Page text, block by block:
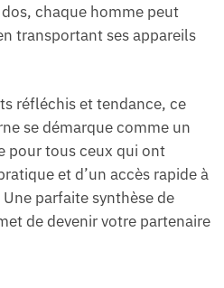
chaque homme peut
transportant ses appareils
réfléchis et tendance, ce
se démarque comme un
pour tous ceux qui ont
et d’un accès rapide à
parfaite synthèse de
de devenir votre partenaire